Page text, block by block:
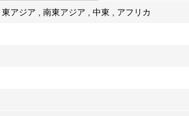
アジア , 南東アジア , 中東 , アフリカ